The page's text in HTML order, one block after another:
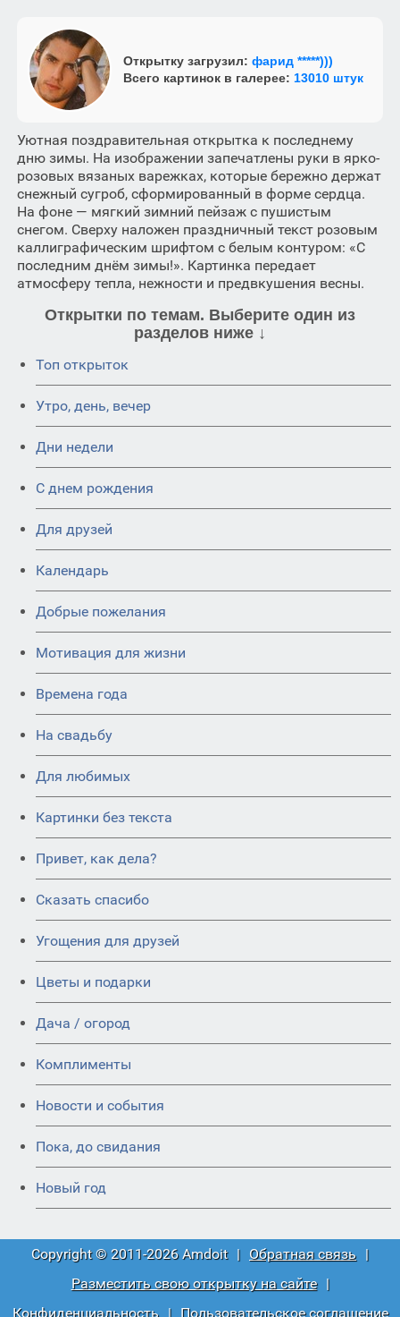
Открытку загрузил: фарид *****)))
Всего картинок в галерее: 13010 штук
Уютная поздравительная открытка к последнему
дню зимы. На изображении запечатлены руки в ярко-
розовых вязаных варежках, которые бережно держат
снежный сугроб, сформированный в форме сердца.
На фоне — мягкий зимний пейзаж с пушистым
снегом. Сверху наложен праздничный текст розовым
каллиграфическим шрифтом с белым контуром: «С
последним днём зимы!». Картинка передает
атмосферу тепла, нежности и предвкушения весны.
Открытки по темам. Выберите один из
разделов ниже ↓
Топ открыток
Утро, день, вечер
Дни недели
C днем рождения
Для друзей
Календарь
Добрые пожелания
Мотивация для жизни
Времена года
На свадьбу
Для любимых
Картинки без текста
Привет, как дела?
Сказать спасибо
Угощения для друзей
Цветы и подарки
Дача / огород
Комплименты
Новости и события
Пока, до свидания
Новый год
Copyright © 2011-2026 Amdoit | Обратная связь |
Разместить свою открытку на сайте
|
Конфиденциальность
| Пользовательское соглашение